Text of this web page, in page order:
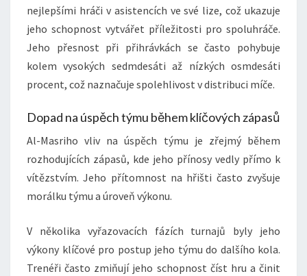
nejlepšími hráči v asistencích ve své lize, což ukazuje
jeho schopnost vytvářet příležitosti pro spoluhráče.
Jeho přesnost při přihrávkách se často pohybuje
kolem vysokých sedmdesáti až nízkých osmdesáti
procent, což naznačuje spolehlivost v distribuci míče.
Dopad na úspěch týmu během klíčových zápasů
Al-Masriho vliv na úspěch týmu je zřejmý během
rozhodujících zápasů, kde jeho přínosy vedly přímo k
vítězstvím. Jeho přítomnost na hřišti často zvyšuje
morálku týmu a úroveň výkonu.
V několika vyřazovacích fázích turnajů byly jeho
výkony klíčové pro postup jeho týmu do dalšího kola.
Trenéři často zmiňují jeho schopnost číst hru a činit